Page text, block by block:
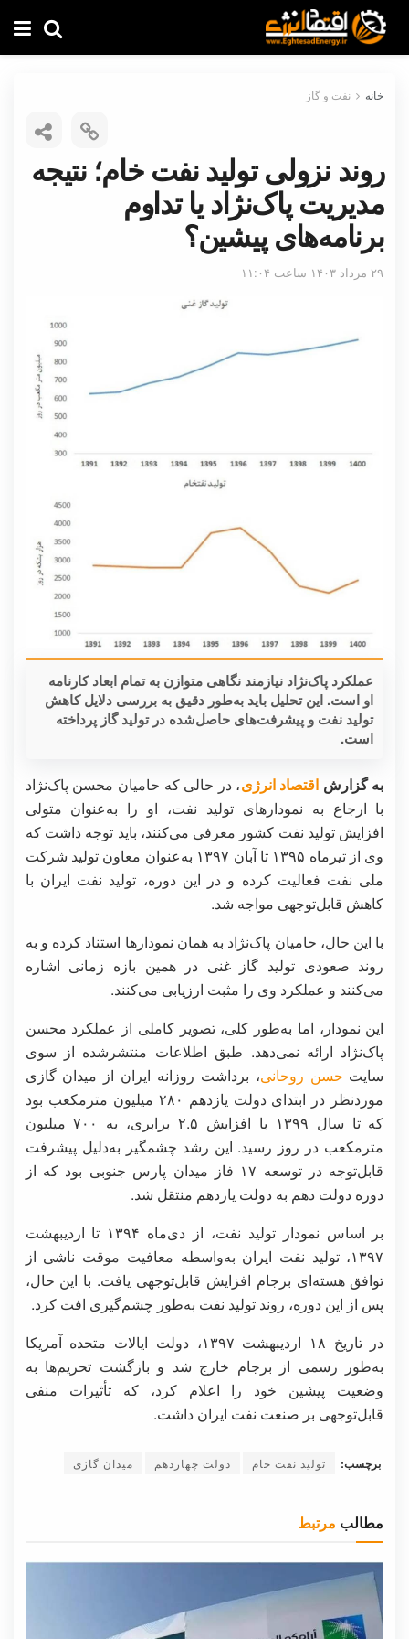
خانه نفت و گاز
روند نزولی تولید نفت خام؛ نتیجه
مدیریت پاک‌نژاد یا تداوم
برنامه‌های پیشین؟
۲۹ مرداد ۱۴۰۳ ساعت ۱۱:۰۴
عملکرد پاک‌نژاد نیازمند نگاهی متوازن به تمام ابعاد کارنامه
او است. این تحلیل باید به‌طور دقیق به بررسی دلایل کاهش
تولید نفت و پیشرفت‌های حاصل‌شده در تولید گاز پرداخته
است.
به گزارش اقتصاد انرژی، در حالی که حامیان محسن پاک‌نژاد
با ارجاع به نمودارهای تولید نفت، او را به‌عنوان متولی
افزایش تولید نفت کشور معرفی می‌کنند، باید توجه داشت که
وی از تیرماه ۱۳۹۵ تا آبان ۱۳۹۷ به‌عنوان معاون تولید شرکت
ملی نفت فعالیت کرده و در این دوره، تولید نفت ایران با
کاهش قابل‌توجهی مواجه شد.
با این حال، حامیان پاک‌نژاد به همان نمودارها استناد کرده و به
روند صعودی تولید گاز غنی در همین بازه زمانی اشاره
می‌کنند و عملکرد وی را مثبت ارزیابی می‌کنند.
این نمودار، اما به‌طور کلی، تصویر کاملی از عملکرد محسن
پاک‌نژاد ارائه نمی‌دهد. طبق اطلاعات منتشرشده از سوی
سایت حسن روحانی، برداشت روزانه ایران از میدان گازی
موردنظر در ابتدای دولت یازدهم ۲۸۰ میلیون مترمکعب بود
که تا سال ۱۳۹۹ با افزایش ۲.۵ برابری، به ۷۰۰ میلیون
مترمکعب در روز رسید. این رشد چشمگیر به‌دلیل پیشرفت
قابل‌توجه در توسعه ۱۷ فاز میدان پارس جنوبی بود که از
دوره دولت دهم به دولت یازدهم منتقل شد.
بر اساس نمودار تولید نفت، از دی‌ماه ۱۳۹۴ تا اردیبهشت
۱۳۹۷، تولید نفت ایران به‌واسطه معافیت موقت ناشی از
توافق هسته‌ای برجام افزایش قابل‌توجهی یافت. با این حال،
پس از این دوره، روند تولید نفت به‌طور چشم‌گیری افت کرد.
در تاریخ ۱۸ اردیبهشت ۱۳۹۷، دولت ایالات متحده آمریکا
به‌طور رسمی از برجام خارج شد و بازگشت تحریم‌ها به
وضعیت پیشین خود را اعلام کرد، که تأثیرات منفی
قابل‌توجهی بر صنعت نفت ایران داشت.
برچسب: تولید نفت خام دولت چهاردهم میدان گازی
مطالب مرتبط